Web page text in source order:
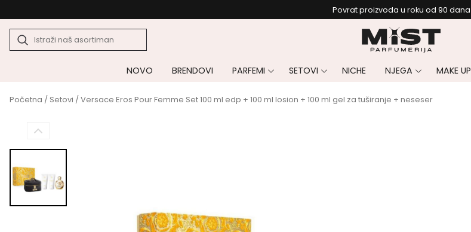
Povrat proizvoda u roku od 90 dana
NOVO BRENDOVI PARFEMI SETOVI NICHE NJEGA MAKE UP
Početna / Setovi / Versace Eros Pour Femme Set 100 ml edp + 100 ml losion + 100 ml gel za tuširanje + neseser